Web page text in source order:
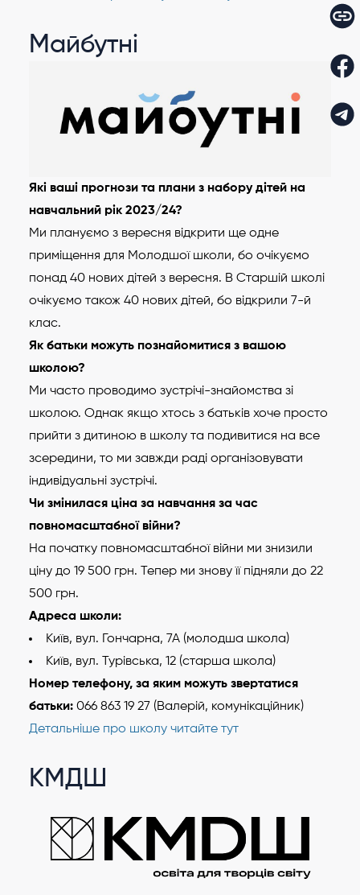
Майбутні
Які ваші прогнози та плани з набору дітей на
навчальний рік 2023/24?
Ми плануємо з вересня відкрити ще одне
приміщення для Молодшої школи, бо очікуємо
понад 40 нових дітей з вересня. В Старшій школі
очікуємо також 40 нових дітей, бо відкрили 7-й
клас.
Як батьки можуть познайомитися з вашою
школою?
Ми часто проводимо зустрічі-знайомства зі
школою. Однак якщо хтось з батьків хоче просто
прийти з дитиною в школу та подивитися на все
зсередини, то ми завжди раді організовувати
індивідуальні зустрічі.
Чи змінилася ціна за навчання за час
повномасштабної війни?
На початку повномасштабної війни ми знизили
ціну до 19 500 грн. Тепер ми знову її підняли до 22
500 грн.
Адреса школи:
Київ, вул. Гончарна, 7А (молодша школа)
Київ, вул. Турівська, 12 (старша школа)
Номер телефону, за яким можуть звертатися
батьки: 066 863 19 27 (Валерій, комунікаційник)
Детальніше про школу читайте тут
КМДШ